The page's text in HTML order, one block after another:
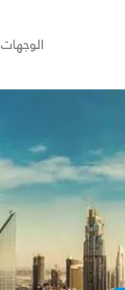
الوجهات